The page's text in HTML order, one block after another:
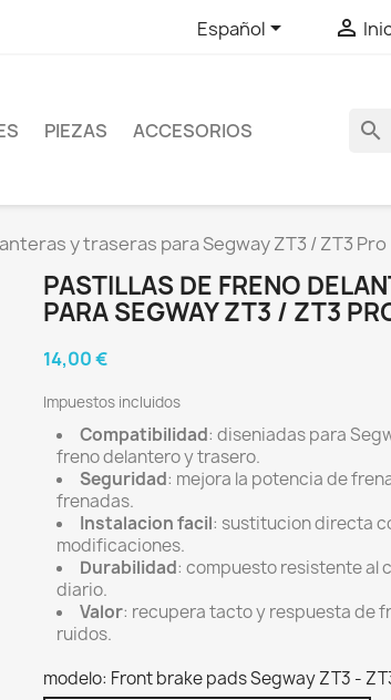
Español 
PIEZAS ACCESORIOS search
y traseras para Segway ZT3 / ZT3 Pro
PASTILLAS DE FRENO
PARA SEGWAY ZT3 / ZT3
14,00 €
Impuestos incluidos
Compatibilidad: diseniadas para
freno delantero y trasero.
Seguridad: mejora la potencia de
frenadas.
Instalacion facil: sustitucion directa
modificaciones.
Durabilidad: compuesto resistente al
diario.
Valor: recupera tacto y respuesta de
ruidos.
modelo: Front brake pads Segway ZT3 -